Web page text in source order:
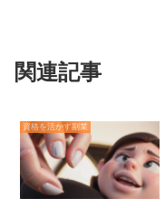
関連記事
資格を活かす副業